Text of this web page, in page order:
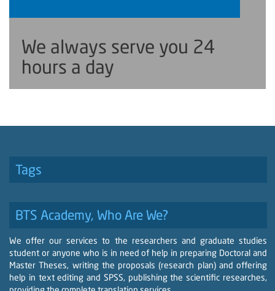
We always serve you 24
hours a day
Tags
BTS Academy, Who Are We?
We offer our services to the researchers and graduate studies
student or anyone who is in need of help in preparing Doctoral and
Master Theses, writing the proposals (research plan) and offering
help in text editing and SPSS, publishing the scientific researches,